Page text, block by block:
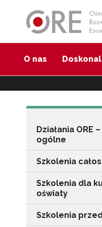
O nas
Działania ORE
ogólne
Szkolenia
Szkolenia dla
oświaty
Szkolenia